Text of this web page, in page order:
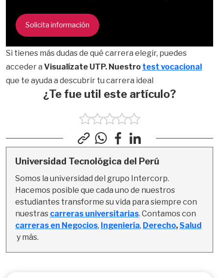
Solicita información
Si tienes más dudas de qué carrera elegir, puedes
acceder a Visualízate UTP. Nuestro test vocacional
que te ayuda a descubrir tu carrera ideal
¿Te fue util este artículo?
Universidad Tecnológica del Perú
Somos la universidad del grupo Intercorp.
Hacemos posible que cada uno de nuestros
estudiantes transforme su vida para siempre con
nuestras carreras universitarias
carreras en Negocios, Ingeniería, Derecho, Salud
y más.